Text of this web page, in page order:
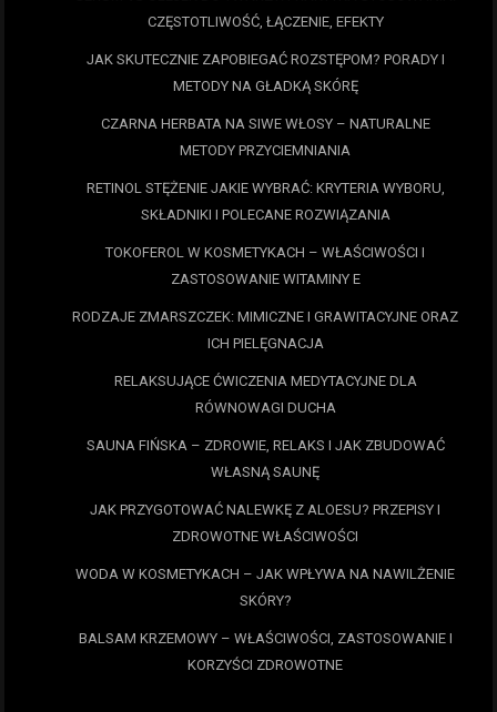
CZĘSTOTLIWOŚĆ, ŁĄCZENIE, EFEKTY
JAK SKUTECZNIE ZAPOBIEGAĆ ROZSTĘPOM? PORADY I
METODY NA GŁADKĄ SKÓRĘ
CZARNA HERBATA NA SIWE WŁOSY – NATURALNE
METODY PRZYCIEMNIANIA
RETINOL STĘŻENIE JAKIE WYBRAĆ: KRYTERIA WYBORU,
SKŁADNIKI I POLECANE ROZWIĄZANIA
TOKOFEROL W KOSMETYKACH – WŁAŚCIWOŚCI I
ZASTOSOWANIE WITAMINY E
RODZAJE ZMARSZCZEK: MIMICZNE I GRAWITACYJNE ORAZ
ICH PIELĘGNACJA
RELAKSUJĄCE ĆWICZENIA MEDYTACYJNE DLA
RÓWNOWAGI DUCHA
SAUNA FIŃSKA – ZDROWIE, RELAKS I JAK ZBUDOWAĆ
WŁASNĄ SAUNĘ
JAK PRZYGOTOWAĆ NALEWKĘ Z ALOESU? PRZEPISY I
ZDROWOTNE WŁAŚCIWOŚCI
WODA W KOSMETYKACH – JAK WPŁYWA NA NAWILŻENIE
SKÓRY?
BALSAM KRZEMOWY – WŁAŚCIWOŚCI, ZASTOSOWANIE I
KORZYŚCI ZDROWOTNE